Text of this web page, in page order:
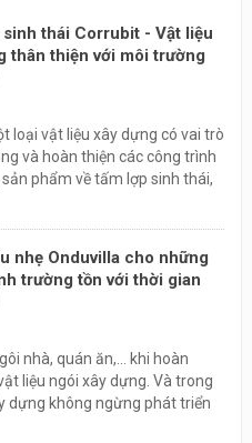
sinh thái Corrubit - Vật liệu
thân thiện với môi trường
loại vật liệu xây dựng có vai trò
và hoàn thiện các công trình
phẩm về tấm lợp sinh thái,
nhẹ Onduvilla cho những
trường tồn với thời gian
nhà, quán ăn,... khi hoàn
liệu ngói xây dựng. Và trong
dựng không ngừng phát triển